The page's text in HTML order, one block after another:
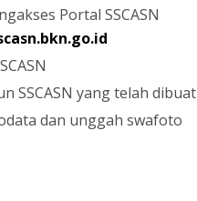
Portal SSCASN
SSCASN yang telah dibuat
dan unggah swafoto